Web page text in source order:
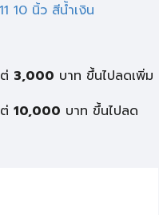
10 นิ้ว สีน้ำเงิน
3,000 บาท ขึ้นไปลดเพิ่ม
10,000 บาท ขึ้นไปลด